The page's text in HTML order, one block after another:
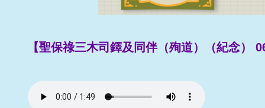
【聖保祿三木司鐸及同伴（殉道）（紀念）